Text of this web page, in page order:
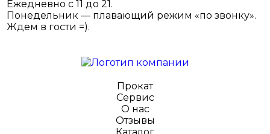
Ежедневно с 11 до 21.
Понедельник — плавающий режим «по звонку».
Ждем в гости =).
Прокат
Сервис
О нас
Отзывы